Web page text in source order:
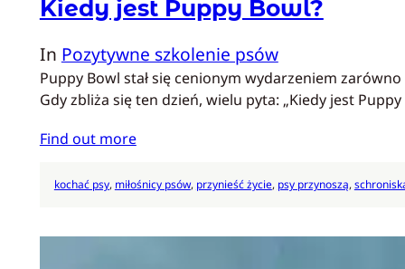
Kiedy jest Puppy Bowl?
In Pozytywne szkolenie psów
Puppy Bowl stał się cenionym wydarzeniem
Gdy zbliża się ten dzień, wielu pyta: „Kiedy jest Puppy
Find out more
kochać psy, miłośnicy psów, przynieść życie, psy przynoszą,